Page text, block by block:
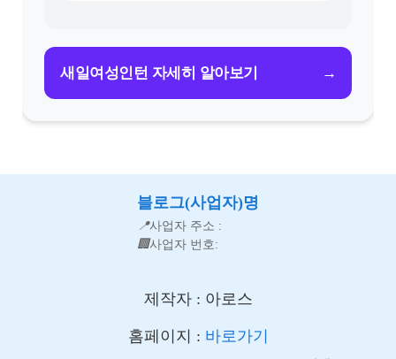
새일여성인턴 자세히 알아보기 →
블로그(사업자)명
📍사업자 주소 :
🏢사업자 번호:
제작자 : 아로스
홈페이지 : 바로가기